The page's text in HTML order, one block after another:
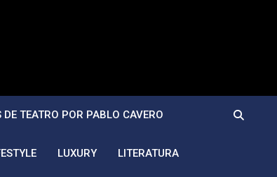
DE TEATRO POR PABLO CAVERO
LUXURY LITERATURA